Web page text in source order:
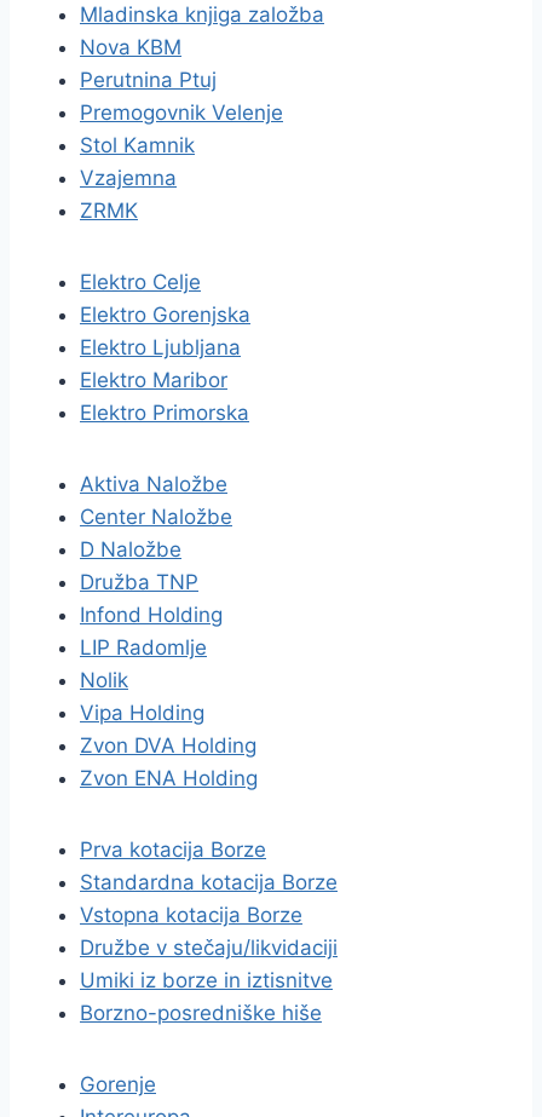
Mladinska knjiga založba
Nova KBM
Perutnina Ptuj
Premogovnik Velenje
Stol Kamnik
Vzajemna
ZRMK
Elektro Celje
Elektro Gorenjska
Elektro Ljubljana
Elektro Maribor
Elektro Primorska
Aktiva Naložbe
Center Naložbe
D Naložbe
Družba TNP
Infond Holding
LIP Radomlje
Nolik
Vipa Holding
Zvon DVA Holding
Zvon ENA Holding
Prva kotacija Borze
Standardna kotacija Borze
Vstopna kotacija Borze
Družbe v stečaju/likvidaciji
Umiki iz borze in iztisnitve
Borzno-posredniške hiše
Gorenje